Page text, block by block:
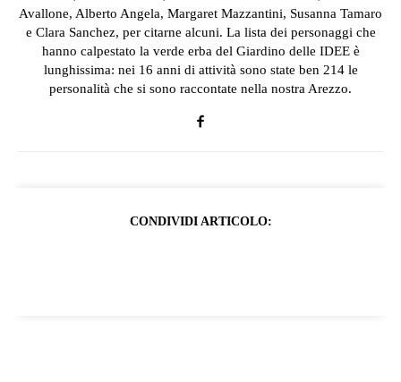
Avallone, Alberto Angela, Margaret Mazzantini, Susanna Tamaro
e Clara Sanchez, per citarne alcuni. La lista dei personaggi che
hanno calpestato la verde erba del Giardino delle IDEE è
lunghissima: nei 16 anni di attività sono state ben 214 le
personalità che si sono raccontate nella nostra Arezzo.
CONDIVIDI ARTICOLO: